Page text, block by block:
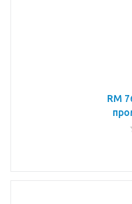
RM 763 1 л